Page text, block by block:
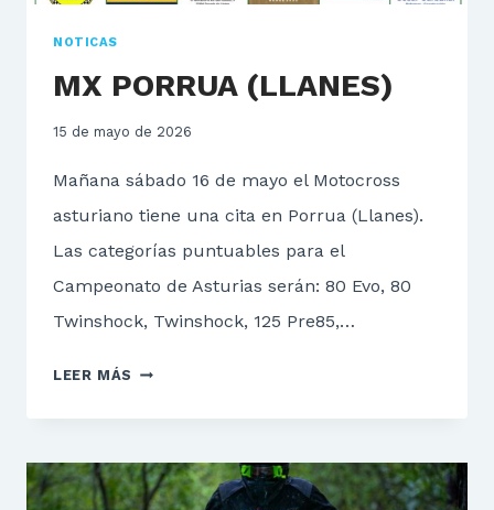
NOTICAS
MX PORRUA (LLANES)
15 de mayo de 2026
Mañana sábado 16 de mayo el Motocross
asturiano tiene una cita en Porrua (Llanes).
Las categorías puntuables para el
Campeonato de Asturias serán: 80 Evo, 80
Twinshock, Twinshock, 125 Pre85,…
LEER MÁS MX